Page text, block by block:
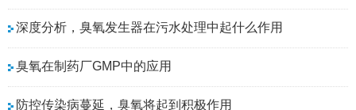
深度分析，臭氧发生器在污水处理中起什么作用
臭氧在制药厂GMP中的应用
防控传染病蔓延，臭氧将起到积极作用